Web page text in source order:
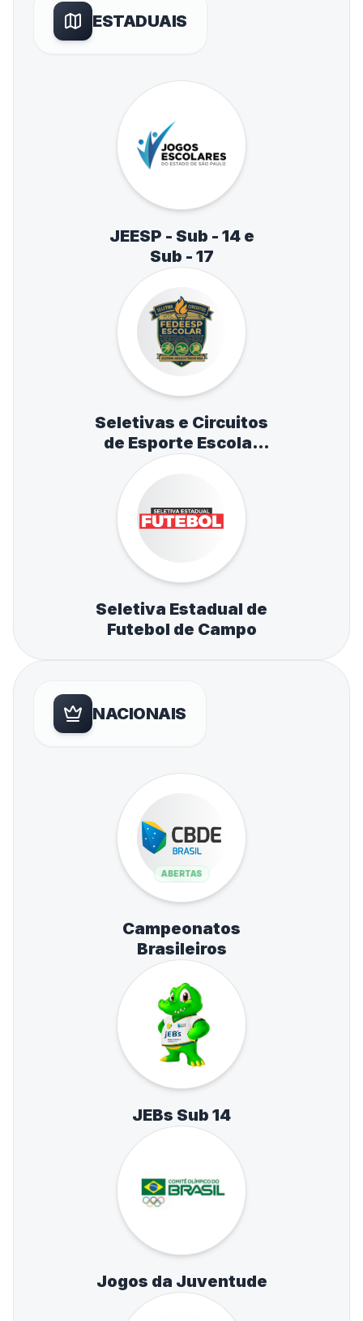
ESTADUAIS
JEESP - Sub - 14 e
Sub - 17
Seletivas e Circuitos
de Esporte Escolar
de Atletismo,
Natação e Tênis de
Mesa
Seletiva Estadual de
Futebol de Campo
NACIONAIS
ABERTAS
Campeonatos
Brasileiros
JEBs Sub 14
Jogos da Juventude